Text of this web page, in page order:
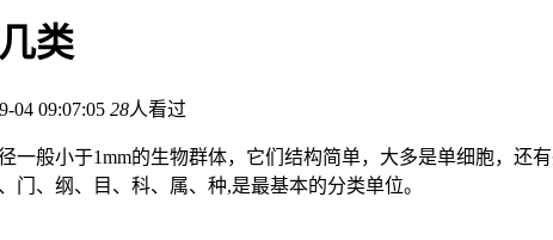
类
04 09:07:05 28人看过
一般小于1mm的生物群体，它们结构简单，大多是单细胞，还
门、纲、目、科、属、种,是最基本的分类单位。